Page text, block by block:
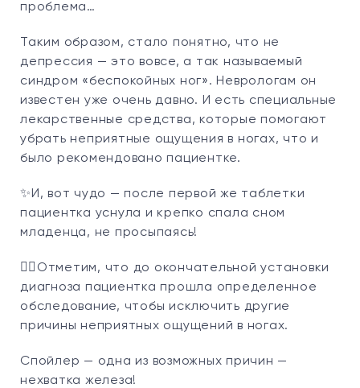
проблема…
Таким образом, стало понятно, что не
депрессия — это вовсе, а так называемый
синдром «беспокойных ног». Неврологам он
известен уже очень давно. И есть специальные
лекарственные средства, которые помогают
убрать неприятные ощущения в ногах, что и
было рекомендовано пациентке.
✨И, вот чудо — после первой же таблетки
пациентка уснула и крепко спала сном
младенца, не просыпаясь!
☝🏻Отметим, что до окончательной установки
диагноза пациентка прошла определенное
обследование, чтобы исключить другие
причины неприятных ощущений в ногах.
Спойлер — одна из возможных причин —
нехватка железа!